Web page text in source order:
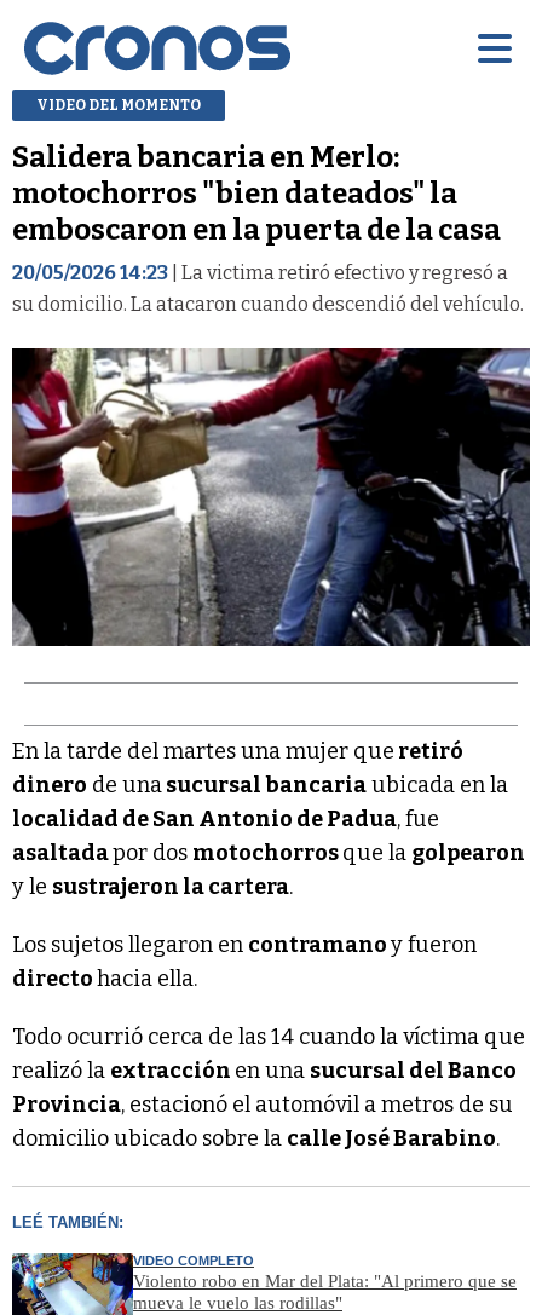
VIDEO DEL MOMENTO
Salidera bancaria en Merlo:
motochorros "bien dateados" la
emboscaron en la puerta de la casa
20/05/2026 14:23 | La victima retiró efectivo y regresó a
su domicilio. La atacaron cuando descendió del vehículo.
En la tarde del martes una mujer que retiró
dinero de unasucursal bancariaubicada en la
localidad de San Antonio de Padua, fue
asaltadapor dos motochorrosque la golpearon
y le sustrajeron la cartera.
Los sujetos llegaron en contramanoy fueron
directohacia ella.
Todo ocurrió cerca de las 14 cuando la víctima que
realizó la extracción en una sucursal del Banco
Provincia, estacionó el automóvil a metros de su
domicilio ubicado sobre la calle José Barabino.
LEÉ TAMBIÉN:
VIDEO COMPLETO
Violento robo en Mar del Plata: "Al primero que se
mueva le vuelo las rodillas"